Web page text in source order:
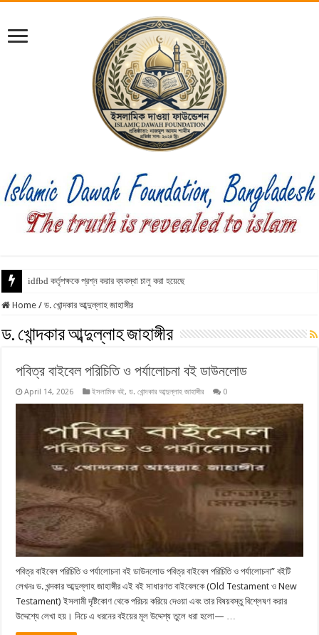
idfbd কর্তৃপক্ষকে প্রশ্ন করার ব্যবস্থা চালু করা হয়েছে
Home / ড. খোন্দকার আব্দুল্লাহ জাহাঙ্গীর
ড. খোন্দকার আব্দুল্লাহ জাহাঙ্গীর
পবিত্র বাইবেল পরিচিতি ও পর্যালোচনা বই ডাউনলোড
April 14, 2026 ইসলামিক বই,ড. খোন্দকার আব্দুল্লাহ জাহাঙ্গীর 0
পবিত্র বাইবেল পরিচিতি ও পর্যালোচনা বই ডাউনলোড পবিত্র বাইবেল পরিচিতি ও পর্যালোচনা” বইটি
লেখনঃ ড. খন্দকার আব্দুল্লাহ জাহাঙ্গীর এই বই সাধারণত বাইবেলকে (Old Testament ও New
Testament) ইসলামী দৃষ্টিকোণ থেকে পরিচয় করিয়ে দেওয়া এবং তার বিষয়বস্তু বিশ্লেষণ করার
উদ্দেশ্যে লেখা হয়। নিচে এ ধরনের বইয়ের মূল উদ্দেশ্য তুলে ধরা হলো— …